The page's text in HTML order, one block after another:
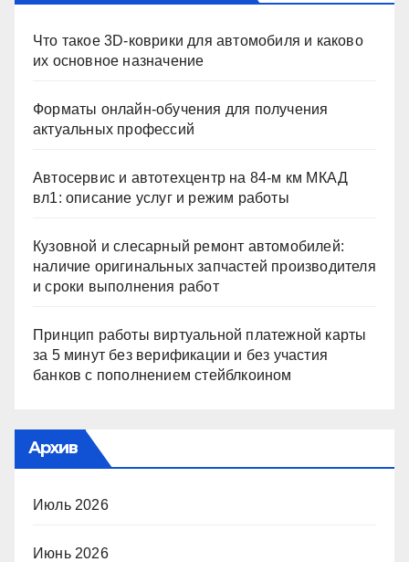
Что такое 3D-коврики для автомобиля и каково
их основное назначение
Форматы онлайн-обучения для получения
актуальных профессий
Автосервис и автотехцентр на 84-м км МКАД
вл1: описание услуг и режим работы
Кузовной и слесарный ремонт автомобилей:
наличие оригинальных запчастей производителя
и сроки выполнения работ
Принцип работы виртуальной платежной карты
за 5 минут без верификации и без участия
банков с пополнением стейблкоином
Архив
Июль 2026
Июнь 2026